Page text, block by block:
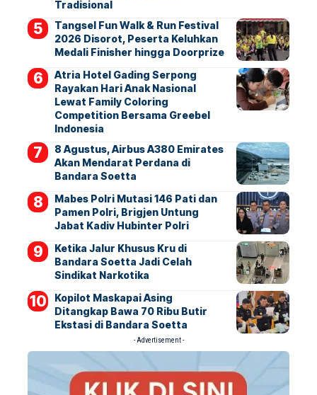
Tradisional
Tangsel Fun Walk & Run Festival
2026 Disorot, Peserta Keluhkan
Medali Finisher hingga Doorprize
Atria Hotel Gading Serpong
Rayakan Hari Anak Nasional
Lewat Family Coloring
Competition Bersama Greebel
Indonesia
8 Agustus, Airbus A380 Emirates
Akan Mendarat Perdana di
Bandara Soetta
Mabes Polri Mutasi 146 Pati dan
Pamen Polri, Brigjen Untung
Jabat Kadiv Hubinter Polri
Ketika Jalur Khusus Kru di
Bandara Soetta Jadi Celah
Sindikat Narkotika
Kopilot Maskapai Asing
Ditangkap Bawa 70 Ribu Butir
Ekstasi di Bandara Soetta
- Advertisement -